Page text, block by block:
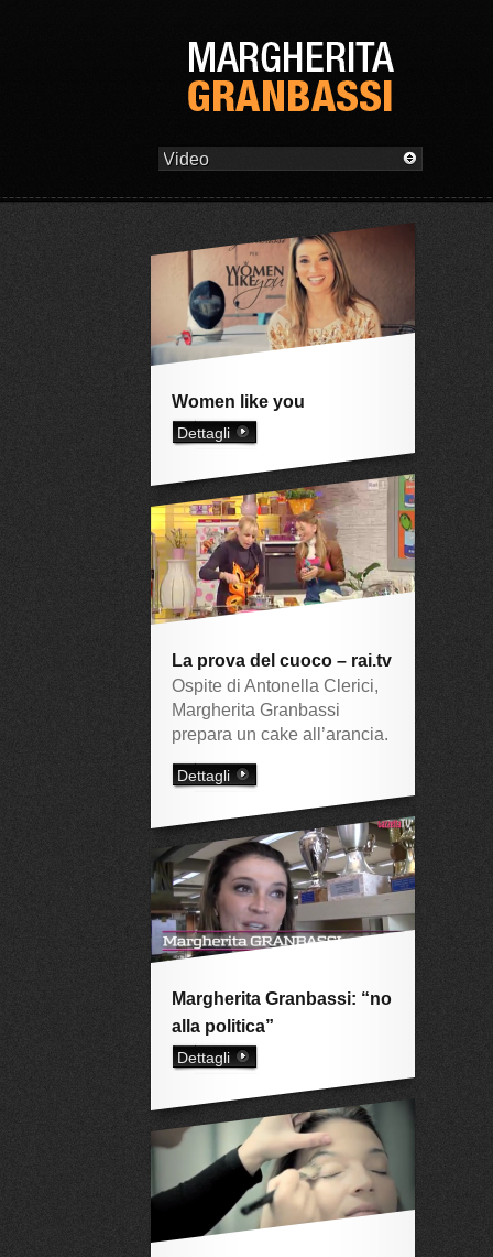
Women like you
Dettagli
La prova del cuoco – rai.tv
Ospite di Antonella Clerici,
Margherita Granbassi
prepara un cake all’arancia.
Dettagli
Margherita Granbassi: “no
alla politica”
Dettagli